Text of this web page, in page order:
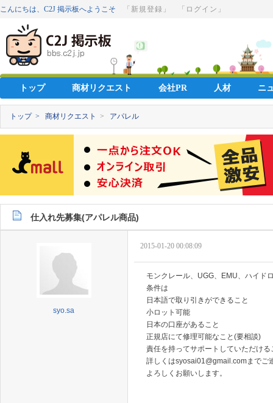
こんにちは、C2J 掲示板へようこそ 「新規登録」 「ログイン」
トップ 商材リクエスト 会社PR 人材 ニ
トップ > 商材リクエスト > アパレル
仕入れ先募集(アパレル商品)
syo.sa
2015-01-20 00:08:09
モンクレール、UGG、EMU、ハイド
条件は
日本語で取り引きができること
小ロット可能
日本の口座があること
正規店にて修理可能なこと(要相談)
責任を持ってサポートしていただける
詳しくはsyosai01@gmail.comまでご
よろしくお願いします。